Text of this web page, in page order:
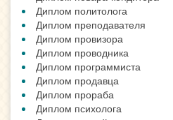
Диплом политолога
Диплом преподавателя
Диплом провизора
Диплом проводника
Диплом программиста
Диплом продавца
Диплом прораба
Диплом психолога